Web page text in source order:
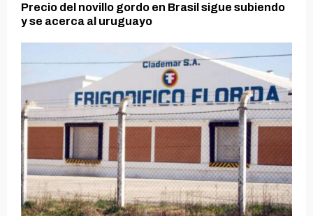
Precio del novillo gordo en Brasil sigue subiendo
y se acerca al uruguayo